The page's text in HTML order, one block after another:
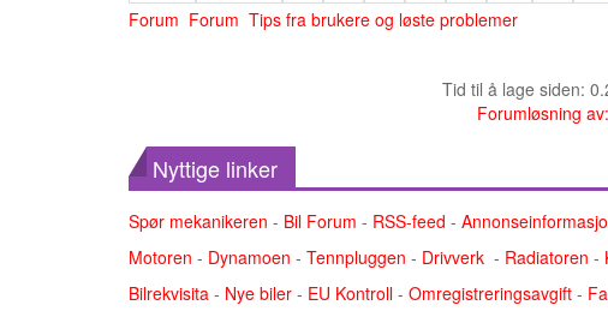
Forum Forum Tips fra brukere og løste problemer
Tid til å lage siden:
Forumløsning av:
Nyttige linker
Spør mekanikeren - Bil Forum - RSS-feed -
Motoren - Dynamoen - Tennpluggen - Drivverk - Radiatoren -
Bilrekvisita - Nye biler - EU Kontroll - Omregistreringsavgift -